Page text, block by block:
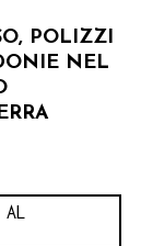
POLIZZI
NEL